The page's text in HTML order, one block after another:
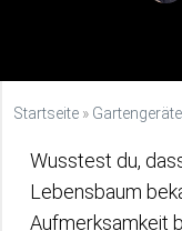
Startseite » Gartengeräte
Wusstest du,
Lebensbaum
Aufmerksamkeit